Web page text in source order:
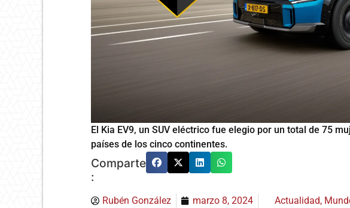
El Kia EV9, un SUV eléctrico fue elegio por un total de 75
países de los cinco continentes.
Comparte
:
Rubén González marzo 8, 2024 Actualidad,